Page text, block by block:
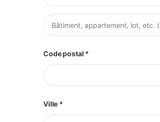
Appartement, suite, unité, etc.
Code postal *
Ville *